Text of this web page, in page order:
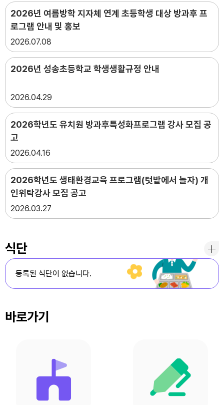
2026년 여름방학 지자체 연계 초등학생 대상 방과후 프
로그램 안내 및 홍보
2026 07.08
2026년 성송초등학교 학생생활규정 안내
2026 04.29
2026학년도 유치원 방과후특성화프로그램 강사 모집 공
고
2026 04.16
2026학년도 생태환경교육 프로그램(텃밭에서 놀자) 개
인위탁강사 모집 공고
2026 03.27
식단
등록된 식단이 없습니다.
바로가기